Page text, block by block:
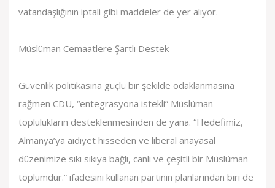
vatandaşlığının iptali gibi maddeler de yer alıyor.
Müslüman Cemaatlere Şartlı Destek
Güvenlik politikasına güçlü bir şekilde odaklanmasına
rağmen CDU, “entegrasyona istekli” Müslüman
toplulukların desteklenmesinden de yana. “Hedefimiz,
Almanya’ya aidiyet hisseden ve liberal anayasal
düzenimize sıkı sıkıya bağlı, canlı ve çeşitli bir Müslüman
toplumdur.” ifadesini kullanan partinin planlarından biri de